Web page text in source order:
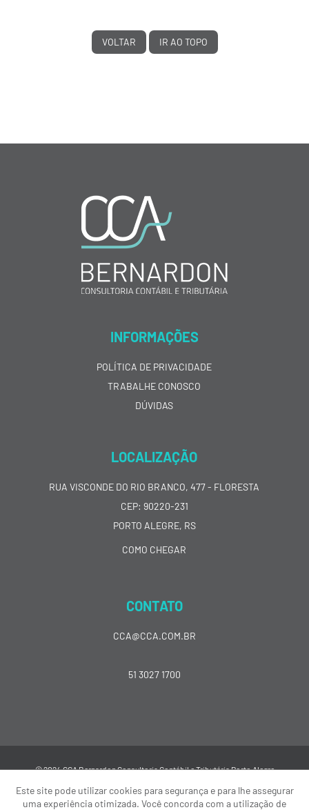
VOLTAR IR AO TOPO
INFORMAÇÕES
POLÍTICA DE PRIVACIDADE
TRABALHE CONOSCO
DÚVIDAS
LOCALIZAÇÃO
RUA VISCONDE DO RIO BRANCO, 477 - FLORESTA
CEP: 90220-231
PORTO ALEGRE, RS
COMO CHEGAR
CONTATO
CCA@CCA.COM.BR
51 3027 1700
© 2024 CCA Bernardon Consultoria Contábil e Tributária Porto Alegre
Este site pode utilizar cookies para segurança e para lhe assegurar
uma experiência otimizada. Você concorda com a utilização de